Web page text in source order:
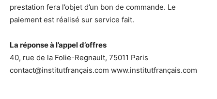
prestation fera l’objet d’un bon de commande. Le
paiement est réalisé sur service fait.
La réponse à l’appel d’offres
40, rue de la Folie-Regnault, 75011 Paris
contact@institutfrançais.com www.institutfrançais.com